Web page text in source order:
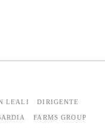
LEALI DIRIGENTE
FARMS GROUP